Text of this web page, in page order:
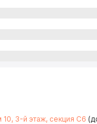
10, 3-й этаж, секция С6